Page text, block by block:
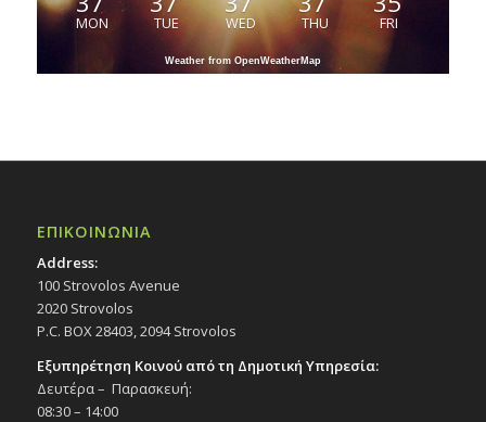
MON TUE WED THU FRI
Weather from OpenWeatherMap
ΕΠΙΚΟΙΝΩΝΙΑ
Address:
100 Strovolos Avenue
2020 Strovolos
P.C. BOX 28403, 2094 Strovolos
Εξυπηρέτηση Κοινού από τη Δημοτική Υπηρεσία:
Δευτέρα – Παρασκευή:
08:30 – 14:00